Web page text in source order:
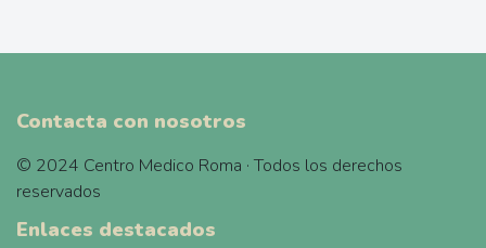
Contacta con nosotros
© 2024 Centro Medico Roma · Todos los derechos
reservados
Enlaces destacados